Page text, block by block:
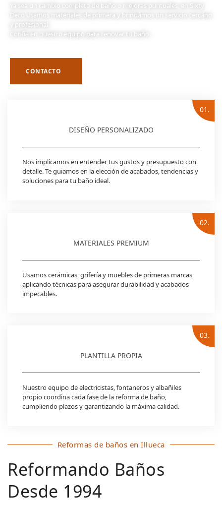
Ya sea un cambio completo de baño o mejoras puntuales, en Sixty
Deco usamos materiales de primera y brindamos un servicio cercano
y profesional.
Confía en nuestro equipo para renovar tu baño.
CONTACTO
01.
DISEÑO PERSONALIZADO
Nos implicamos en entender tus gustos y presupuesto con
detalle. Te guiamos en la elección de acabados, tendencias y
soluciones para tu baño ideal.
02.
MATERIALES PREMIUM
Usamos cerámicas, grifería y muebles de primeras marcas,
aplicando técnicas para asegurar durabilidad y acabados
impecables.
03.
PLANTILLA PROPIA
Nuestro equipo de electricistas, fontaneros y albañiles
propio coordina cada fase de la reforma de baño,
cumpliendo plazos y garantizando la máxima calidad.
Reformas de baños en Illueca
Reformando Baños
Desde 1994